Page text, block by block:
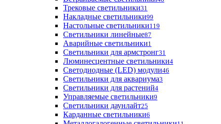
Трековые светильники31
Накладные светильники99
Настольные светильники119
Светильники линейные87
Аварийные светильники1
Светильники для армстронг31
Люминесцентные светильники4
Светодиодные (LED) модули46
Светильники для аквариума3
Светильники для растений4
Управляемые светильники9
Светильники даунлайт25
Карданные светильники6